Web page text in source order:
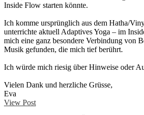
Inside Flow starten könnte.
Ich komme ursprünglich aus dem Hatha/
unterrichte aktuell Adaptives Yoga – im
mich eine ganz besondere Verbindung von
Musik gefunden, die mich tief berührt.
Ich würde mich riesig über Hinweise oder
Vielen Dank und herzliche Grüsse,
Eva
View Post